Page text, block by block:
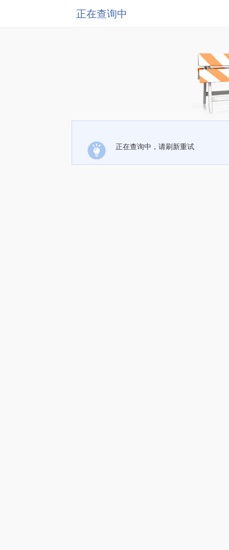
正在查询中
正在查询中，请刷新重试